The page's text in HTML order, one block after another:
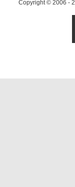
Copyright © 2006 -